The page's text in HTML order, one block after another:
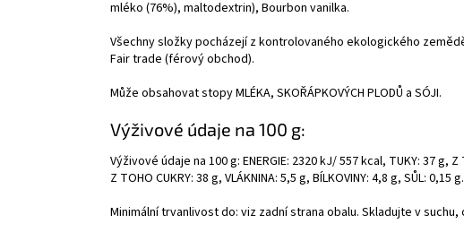
mléko (76%), maltodextrin), Bourbon vanilka.
Všechny složky pocházejí z kontrolovaného ekologického
Fair trade (férový obchod).
Může obsahovat stopy MLÉKA, SKOŘÁPKOVÝCH PLODŮ a SÓJI.
Výživové údaje na 100 g:
Výživové údaje na 100 g: ENERGIE: 2320 kJ/ 557 kcal, TUKY: 37 g, Z
Z TOHO CUKRY: 38 g, VLÁKNINA: 5,5 g, BÍLKOVINY: 4,8 g, SŮL: 0,15 g.
Minimální trvanlivost do: viz zadní strana obalu. Skladujte v